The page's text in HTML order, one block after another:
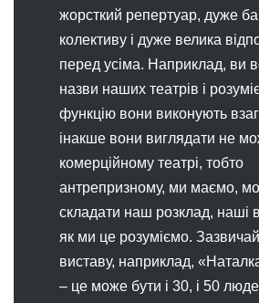
жорсткий репертуар, дуже
колективу і дуже велика
перед усіма. Наприклад, ви
назви наших театрів і
функцію вони виконують
інакше вони виглядати не
комерційному театрі, тобто
антрепризному, ми маємо,
складати наш розклад, наші
як ми це розуміємо.
виставу, наприклад,
– це може бути і 30, і 50